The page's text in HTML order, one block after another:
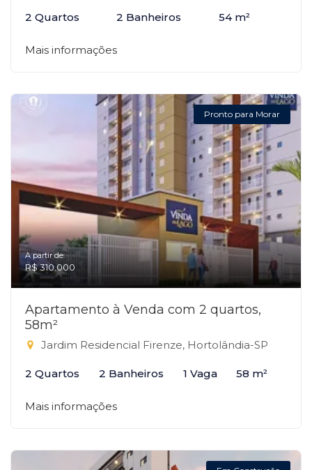
2 Quartos 2 Banheiros 54 m²
Mais informações
Pronto para Morar
A partir de:
R$ 310.000
Apartamento à Venda com 2 quartos,
58m²
Jardim Residencial Firenze, Hortolândia-SP
2 Quartos 2 Banheiros 1 Vaga 58 m²
Mais informações